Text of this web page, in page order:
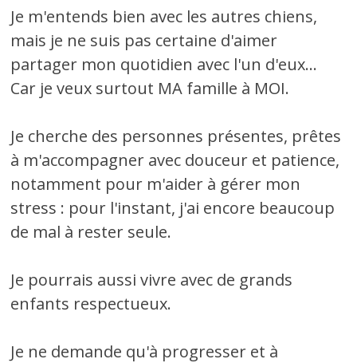
Je m'entends bien avec les autres chiens,
mais je ne suis pas certaine d'aimer
partager mon quotidien avec l'un d'eux...
Car je veux surtout MA famille à MOI.
Je cherche des personnes présentes, prêtes
à m'accompagner avec douceur et patience,
notamment pour m'aider à gérer mon
stress : pour l'instant, j'ai encore beaucoup
de mal à rester seule.
Je pourrais aussi vivre avec de grands
enfants respectueux.
Je ne demande qu'à progresser et à